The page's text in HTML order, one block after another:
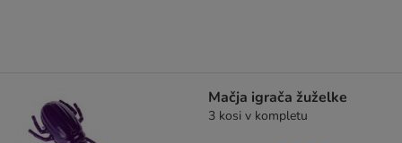
Mačja igrača žuželke
3 kosi v kompletu